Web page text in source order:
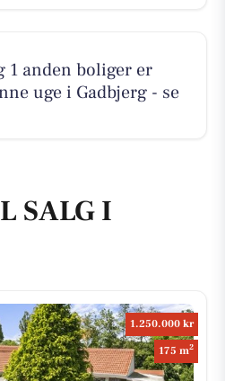
1 anden boliger er
uge i Gadbjerg - se
SALG I
1.250.000 kr
175 m2